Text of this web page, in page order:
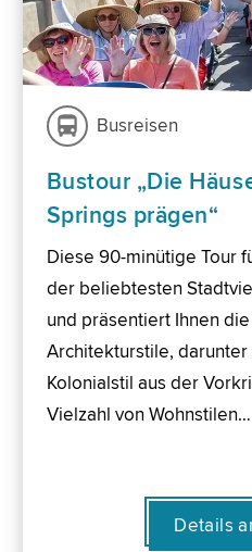
Busreisen
Bustour „Die
Springs prägen“
Diese 90-minütige Tour
der beliebtesten
und präsentiert Ihnen
Architekturstile, darunter
Kolonialstil aus der
Vielzahl von Wohnstilen…
Details